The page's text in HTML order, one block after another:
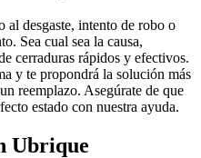
al desgaste, intento de robo o
Sea cual sea la causa,
cerraduras rápidos y efectivos.
y te propondrá la solución más
reemplazo. Asegúrate de que
estado con nuestra ayuda.
Ubrique